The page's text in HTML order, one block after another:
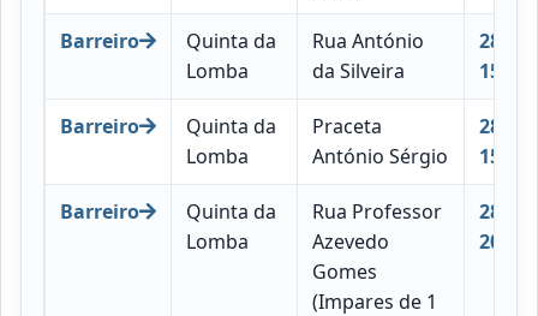
Barreiro
Quinta da
Lomba
Rua António
da Silveira
2830-
159
Barreiro
Quinta da
Lomba
Praceta
António Sérgio
2830-
156
Barreiro
Quinta da
Lomba
Rua Professor
Azevedo
Gomes
(Impares de 1
2830-
206